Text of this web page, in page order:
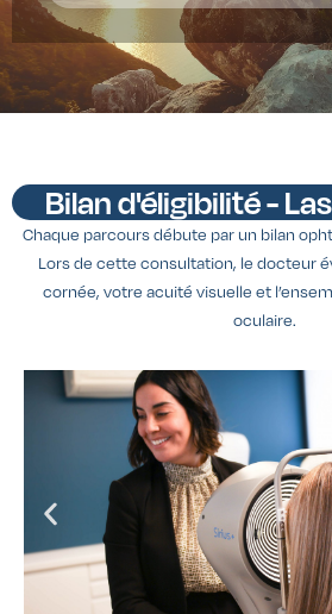
Bilan d'éligibilité -
Chaque parcours débute par un bilan
Lors de cette consultation, le docteur
cornée, votre acuité visuelle et
oculaire.